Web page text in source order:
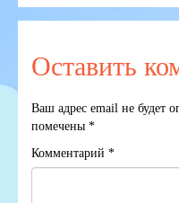
Оставить
Ваш адрес email не будет
помечены *
Комментарий *